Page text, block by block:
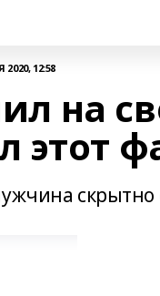
2020, 12:58
на
этот